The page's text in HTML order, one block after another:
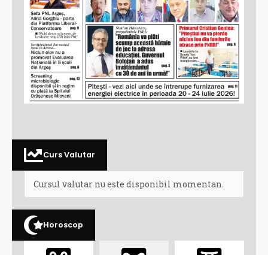
Curs Valutar
Cursul valutar nu este disponibil momentan.
Horoscop